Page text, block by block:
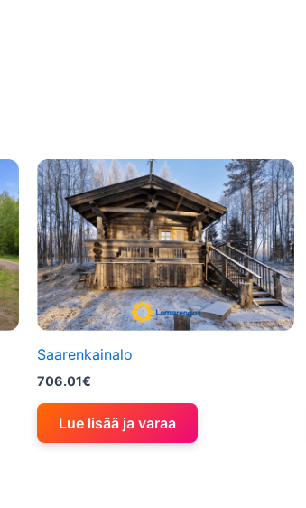
Saarenkainalo
706.01€
Lue lisää ja varaa